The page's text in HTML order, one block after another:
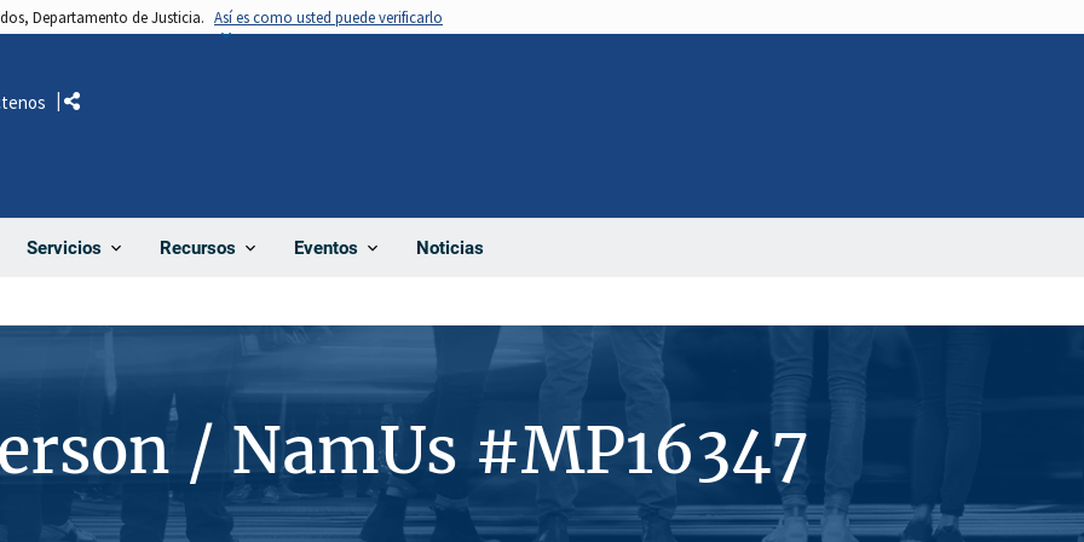
Departamento de Justicia. Así es como usted puede verificarlo
Servicios Recursos Eventos Noticias
Comparte
/ NamUs #MP16347